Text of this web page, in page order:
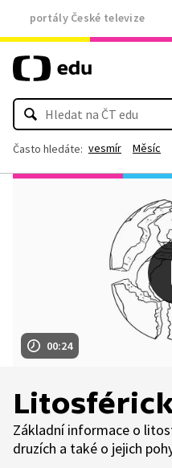
portály České televize
Často hledáte: vesmír Měsíc
00:24
Základní informace o
druzích a také o jejich